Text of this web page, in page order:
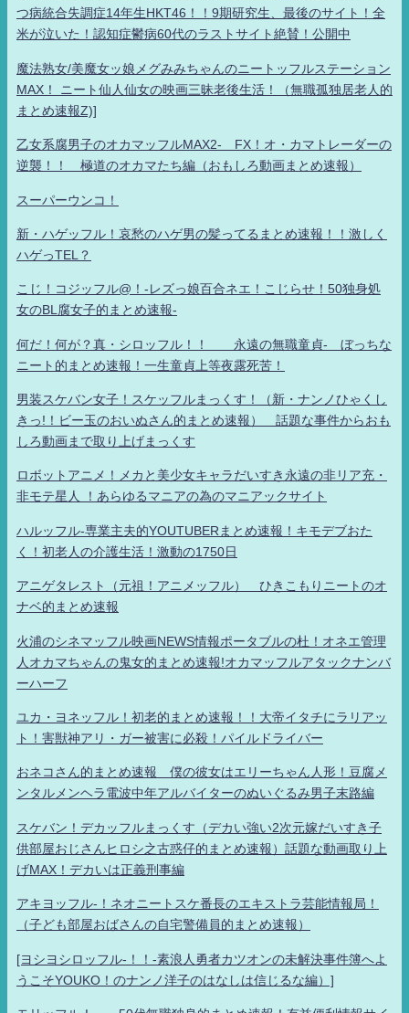
つ病統合失調症14年生HKT46！！9期研究生、最後のサイト！全
米が泣いた！認知症鬱病60代のラストサイト絶賛！公開中
魔法熟女/美魔女ッ娘メグみみちゃんのニートッフルステーション
MAX！ ニート仙人仙女の映画三昧老後生活！（無職孤独居老人的
まとめ速報Z)]
乙女系腐男子のオカマッフルMAX2- FX！オ・カマトレーダーの
逆襲！！ 極道のオカマたち編（おもしろ動画まとめ速報）
スーパーウンコ！
新・ハゲッフル！哀愁のハゲ男の髪ってるまとめ速報！！激しく
ハゲっTEL？
こじ！コジッフル@！-レズっ娘百合ネエ！こじらせ！50独身処
女のBL腐女子的まとめ速報-
何だ！何が？真・シロッフル！！ 永遠の無職童貞- ぼっちな
ニート的まとめ速報！一生童貞上等夜露死苦！
男装スケバン女子！スケッフルまっくす！（新・ナンノひゃくし
きっ!！ビー玉のおいぬさん的まとめ速報） 話題な事件からおも
しろ動画まで取り上げまっくす
ロボットアニメ！メカと美少女キャラだいすき永遠の非リア充・
非モテ星人 ！あらゆるマニアの為のマニアックサイト
ハルッフル-専業主夫的YOUTUBERまとめ速報！キモデブおた
く！初老人の介護生活！激動の1750日
アニゲタレスト（元祖！アニメッフル） ひきこもりニートのオ
ナベ的まとめ速報
火浦のシネマッフル映画NEWS情報ポータブルの杜！オネエ管理
人オカマちゃんの鬼女的まとめ速報!オカマッフルアタックナンバ
ーハーフ
ユカ・ヨネッフル！初老的まとめ速報！！大帝イタチにラリアッ
ト！害獣神アリ・ガー被害に必殺！パイルドライバー
おネコさん的まとめ速報 僕の彼女はエリーちゃん人形！豆腐メ
ンタルメンヘラ電波中年アルバイターのぬいぐるみ男子末路編
スケバン！デカッフルまっくす（デカい強い2次元嫁だいすき子
供部屋おじさんヒロシ之古惑仔的まとめ速報）話題な動画取り上
げMAX！デカいは正義刑事編
アキヨッフル-！ネオニートスケ番長のエキストラ芸能情報局！
（子ども部屋おばさんの自宅警備員的まとめ速報）
[ヨシヨシロッフル-！！-素浪人勇者カツオンの未解決事件簿へよ
うこそYOUKO！のナンノ洋子のはなしは信じるな編）]